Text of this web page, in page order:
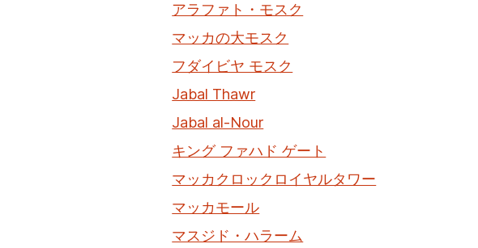
アラファト・モスク
マッカの大モスク
フダイビヤ モスク
Jabal Thawr
Jabal al-Nour
キング ファハド ゲート
マッカクロックロイヤルタワー
マッカモール
マスジド・ハラーム